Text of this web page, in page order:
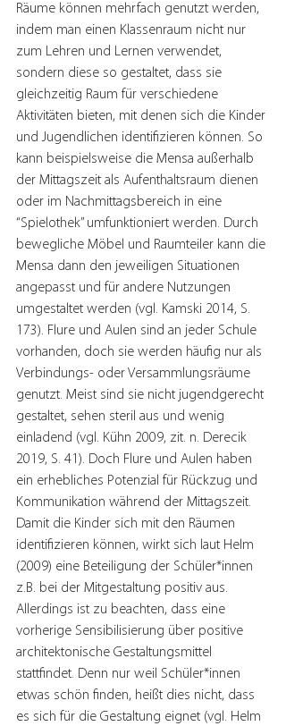
Räume können mehrfach genutzt werden,
indem man einen Klassenraum nicht nur
zum Lehren und Lernen verwendet,
sondern diese so gestaltet, dass sie
gleichzeitig Raum für verschiedene
Aktivitäten bieten, mit denen sich die Kinder
und Jugendlichen identifizieren können. So
kann beispielsweise die Mensa außerhalb
der Mittagszeit als Aufenthaltsraum dienen
oder im Nachmittagsbereich in eine
“Spielothek” umfunktioniert werden. Durch
bewegliche Möbel und Raumteiler kann die
Mensa dann den jeweiligen Situationen
angepasst und für andere Nutzungen
umgestaltet werden (vgl. Kamski 2014, S.
173). Flure und Aulen sind an jeder Schule
vorhanden, doch sie werden häufig nur als
Verbindungs- oder Versammlungsräume
genutzt. Meist sind sie nicht jugendgerecht
gestaltet, sehen steril aus und wenig
einladend (vgl. Kühn 2009, zit. n. Derecik
2019, S. 41). Doch Flure und Aulen haben
ein erhebliches Potenzial für Rückzug und
Kommunikation während der Mittagszeit.
Damit die Kinder sich mit den Räumen
identifizieren können, wirkt sich laut Helm
(2009) eine Beteiligung der Schüler*innen
z.B. bei der Mitgestaltung positiv aus.
Allerdings ist zu beachten, dass eine
vorherige Sensibilisierung über positive
architektonische Gestaltungsmittel
stattfindet. Denn nur weil Schüler*innen
etwas schön finden, heißt dies nicht, dass
es sich für die Gestaltung eignet (vgl. Helm